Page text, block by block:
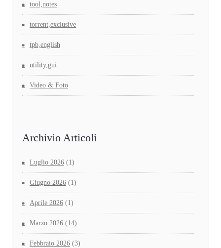
tool,notes
torrent,exclusive
tpb,english
utility,gui
Video & Foto
Archivio Articoli
Luglio 2026 (1)
Giugno 2026 (1)
Aprile 2026 (1)
Marzo 2026 (14)
Febbraio 2026 (3)